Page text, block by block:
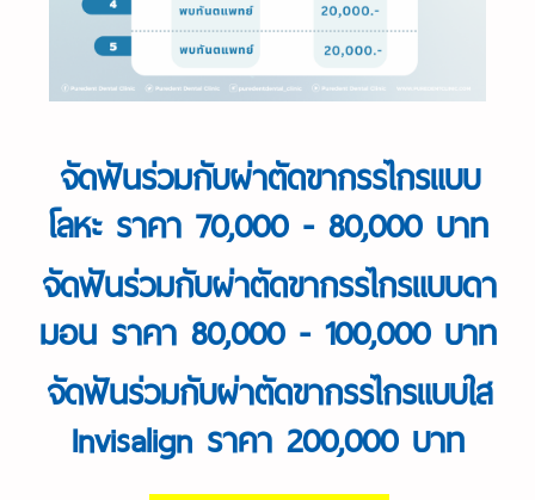
จัดฟันร่วมกับผ่าตัดขากรรไกรแบบ
โลหะ ราคา 70,000 - 80,000 บาท
จัดฟันร่วมกับผ่าตัดขากรรไกรแบบดา
มอน ราคา 80,000 - 100,000 บาท
จัดฟันร่วมกับผ่าตัดขากรรไกรแบบใส
Invisalign ราคา 200,000 บาท